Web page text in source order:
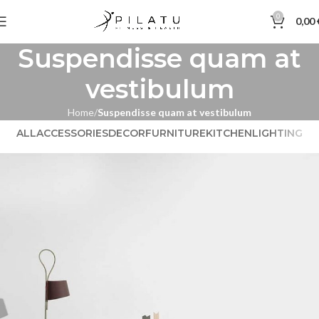
0 0,00
Suspendisse quam at
vestibulum
Home Suspendisse quam at vestibulum
ALLACCESSORIESDECORFURNITUREKITCHENLIGHTING